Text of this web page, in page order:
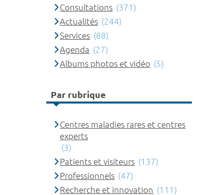
Consultations (371)
Actualités (244)
Services (88)
Agenda (27)
Albums photos et vidéo (5)
Par rubrique
Centres maladies rares et centres
experts
(3)
Patients et visiteurs (137)
Professionnels (47)
Recherche et innovation (111)